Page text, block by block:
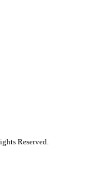
Reserved.